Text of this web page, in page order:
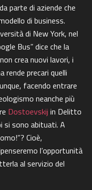
parte di aziende che
di business.
di New York, nel
Bus” dice che la
crea nuovi lavori, i
rende precari quelli
facendo entrare
neanche più
Dostoevskij in Delitto
si sono abituati. A
Cioè,
l’opportunità
al servizio del